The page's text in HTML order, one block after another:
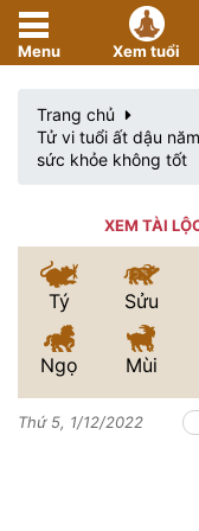
Menu Xem tuổi
Trang chủ
Tử vi tuổi ất dậu
sức khỏe không tốt
XEM TÀI
Tý Sửu
Ngọ Mùi
Thứ 5, 1/12/2022